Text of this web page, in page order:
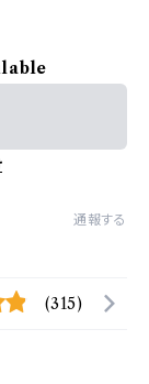
通報する
(315)